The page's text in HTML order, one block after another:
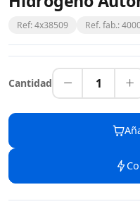
Ref: 4x38509 Ref. fab.:
Cantidad 1